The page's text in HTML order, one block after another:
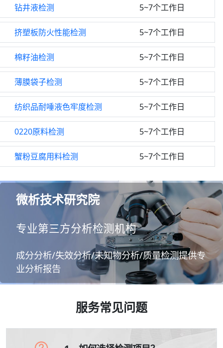
钻井液检测 5~7个工作日
挤塑板防火性能检测 5~7个工作日
棉籽油检测 5~7个工作日
薄膜袋子检测 5~7个工作日
纺织品耐唾液色牢度检测 5~7个工作日
0220原料检测 5~7个工作日
蟹粉豆腐用料检测 5~7个工作日
微析技术研究院
专业第三方分析检测机构
成分分析/失效分析/未知物分析/质量检测提供专
业分析报告
服务常见问题